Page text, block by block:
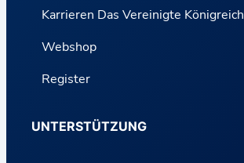
Karrieren Das Vereinigte Königreich
Webshop
Register
UNTERSTÜTZUNG